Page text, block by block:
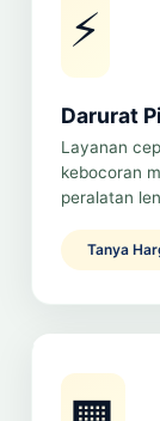
⚡
Darurat
Layanan
kebocoran
peralatan
Tanya